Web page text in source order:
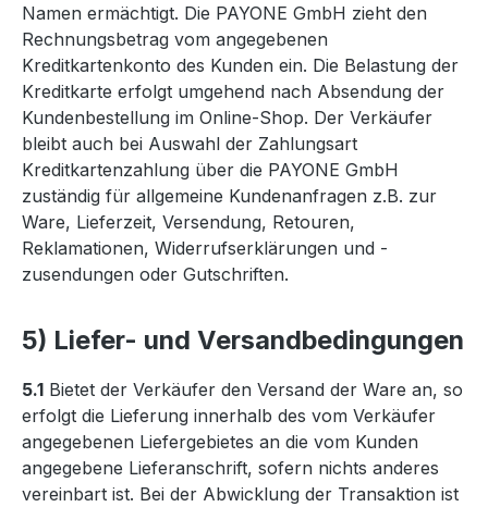
Namen ermächtigt. Die PAYONE GmbH zieht den
Rechnungsbetrag vom angegebenen
Kreditkartenkonto des Kunden ein. Die Belastung der
Kreditkarte erfolgt umgehend nach Absendung der
Kundenbestellung im Online-Shop. Der Verkäufer
bleibt auch bei Auswahl der Zahlungsart
Kreditkartenzahlung über die PAYONE GmbH
zuständig für allgemeine Kundenanfragen z.B. zur
Ware, Lieferzeit, Versendung, Retouren,
Reklamationen, Widerrufserklärungen und -
zusendungen oder Gutschriften.
5) Liefer- und Versandbedingungen
5.1 Bietet der Verkäufer den Versand der Ware an, so
erfolgt die Lieferung innerhalb des vom Verkäufer
angegebenen Liefergebietes an die vom Kunden
angegebene Lieferanschrift, sofern nichts anderes
vereinbart ist. Bei der Abwicklung der Transaktion ist